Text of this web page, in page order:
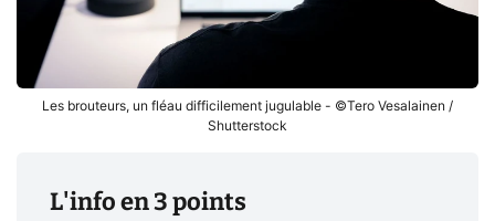
Les brouteurs, un fléau difficilement jugulable - ©Tero Vesalainen /
Shutterstock
L'info en 3 points